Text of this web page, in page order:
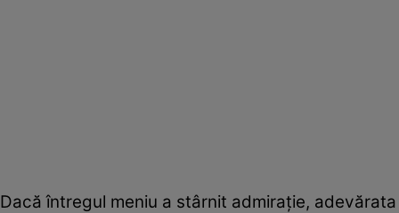
Dacă întregul meniu a stârnit admirație,